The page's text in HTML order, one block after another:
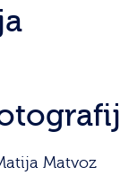
Matvoz